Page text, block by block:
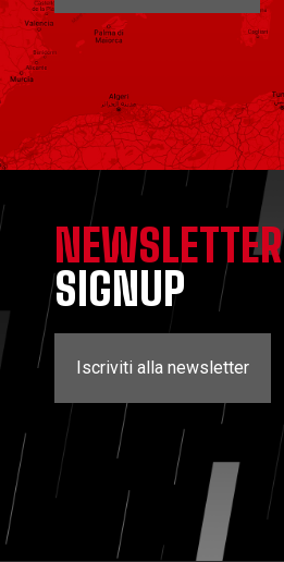
NEWSLETTER
SIGNUP
Iscriviti alla newsletter